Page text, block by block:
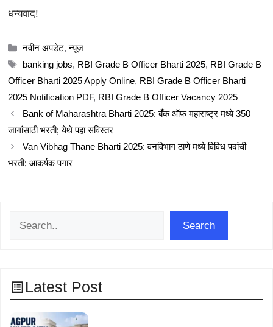
धन्यवाद!
Categories
नवीन अपडेट,न्यूज
Tags
banking jobs, RBI Grade B Officer Bharti 2025, RBI Grade B
Officer Bharti 2025 Apply Online, RBI Grade B Officer Bharti
2025 Notification PDF, RBI Grade B Officer Vacancy 2025
Bank of Maharashtra Bharti 2025: बँक ऑफ महाराष्ट्र मध्ये 350
जागांसाठी भरती; येथे पहा सविस्तर
Van Vibhag Thane Bharti 2025: वनविभाग ठाणे मध्ये विविध पदांची
भरती; आकर्षक पगार
Search
Latest Post